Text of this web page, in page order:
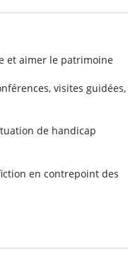
et aimer le patrimoine
visites guidées,
de handicap
en contrepoint des